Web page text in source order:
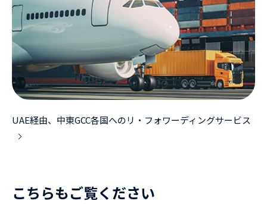
UAE経由、中東GCC各国へのリ・フォワーディングサービス
こちらもご覧ください